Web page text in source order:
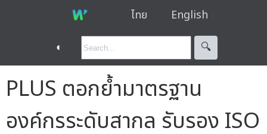
ไทย English
◐ 🔍︎
PLUS ตอกย้ำมาตรฐาน
องค์กรระดับสากล รับรอง ISO